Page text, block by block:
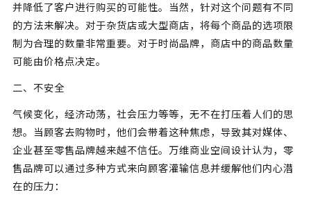
并降低了客户进行购买的可能性。当然，针对这个问题有不同
的方法来解决。对于杂货店或大型商店，将每个商品的选项限
制为合理的数量非常重要。对于时尚品牌，商店中的商品数量
可能由价格点决定。
二、不安全
气候变化，经济动荡，社会压力等等，无不在打压着人们的思
想。当顾客去购物时，他们会带着这种焦虑，导致其对媒体、
企业甚至零售品牌越来越不信任。万维商业空间设计认为，零
售品牌可以通过多种方式来向顾客灌输信息并缓解他们内心潜
在的压力：